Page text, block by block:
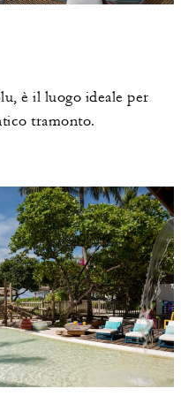
è il luogo ideale per
tramonto.